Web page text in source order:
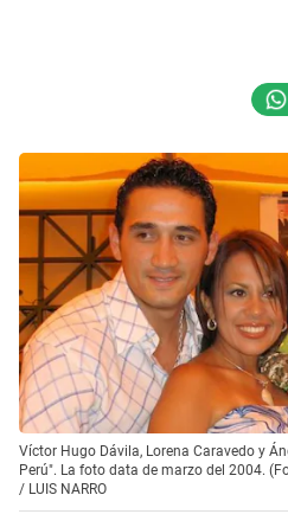
Víctor Hugo Dávila, Lorena Caravedo y
Perú". La foto data de marzo del 2004.
/ LUIS NARRO